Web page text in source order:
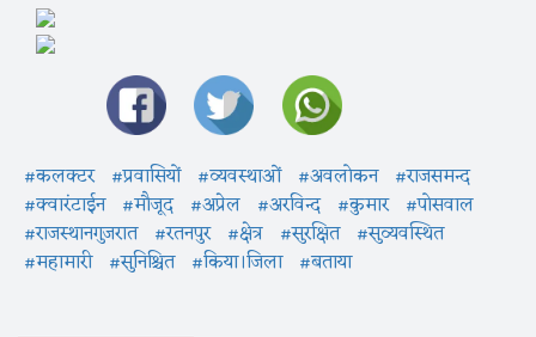
#कलक्टर #प्रवासियों #व्यवस्थाओं #अवलोकन #राजसमन्द
#क्वारंटाईन #मौजूद #अप्रेल #अरविन्द #कुमार #पोसवाल
#राजस्थानगुजरात #रतनपुर #क्षेत्र #सुरक्षित #सुव्यवस्थित
#महामारी #सुनिश्चित #किया।जिला #बताया